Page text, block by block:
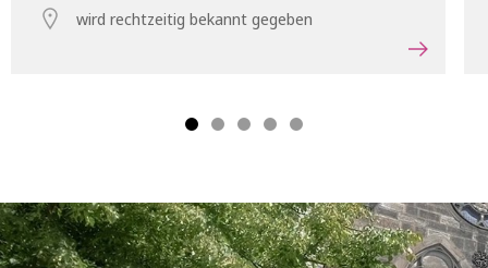
wird rechtzeitig bekannt gegeben